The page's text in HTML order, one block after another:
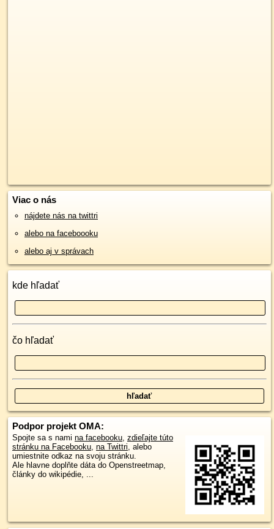
Viac o nás
nájdete nás na twittri
alebo na faceboooku
alebo aj v správach
kde hľadať
čo hľadať
Podpor projekt OMA:
Spojte sa s nami na facebooku, zdieľajte túto
stránku na Facebooku, na Twittri, alebo
umiestnite odkaz na svoju stránku.
Ale hlavne doplňte dáta do Openstreetmap,
články do wikipédie, ...